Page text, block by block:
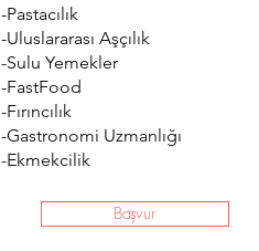
-Pastacılık
-Uluslararası Aşçılık
-Sulu Yemekler
-FastFood
-Fırıncılık
-Gastronomi Uzmanlığı
-Ekmekcilik
Başvur